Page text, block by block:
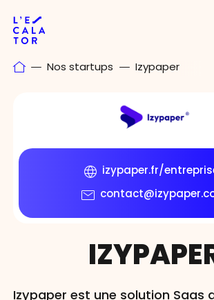
contenu
Nos startups
Izypaper
izypaper.fr/